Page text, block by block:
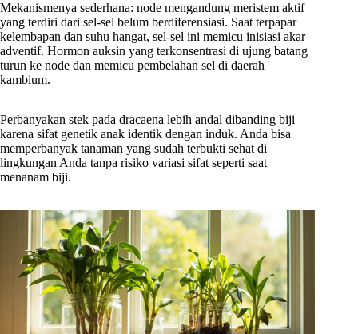
Mekanismenya sederhana: node mengandung meristem aktif
yang terdiri dari sel-sel belum berdiferensiasi. Saat terpapar
kelembapan dan suhu hangat, sel-sel ini memicu inisiasi akar
adventif. Hormon auksin yang terkonsentrasi di ujung batang
turun ke node dan memicu pembelahan sel di daerah
kambium.
Perbanyakan stek pada dracaena lebih andal dibanding biji
karena sifat genetik anak identik dengan induk. Anda bisa
memperbanyak tanaman yang sudah terbukti sehat di
lingkungan Anda tanpa risiko variasi sifat seperti saat
menanam biji.